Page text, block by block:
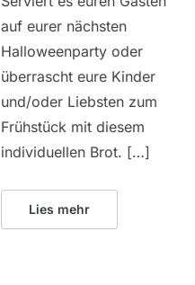
auf eurer nächsten
Halloweenparty oder
überrascht eure Kinder
und/oder Liebsten zum
Frühstück mit diesem
individuellen Brot. […]
Lies mehr